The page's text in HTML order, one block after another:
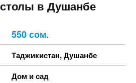
в Душанбе
550 сом.
Таджикистан,Душанбе
Дом и сад